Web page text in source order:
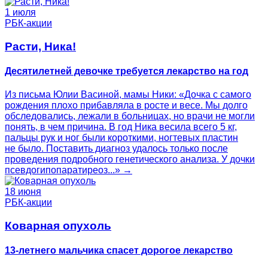
1 июля
РБК-акции
Расти, Ника!
Десятилетней девочке требуется лекарство на год
Из письма Юлии Васиной, мамы Ники: «Дочка с самого
рождения плохо прибавляла в росте и весе. Мы долго
обследовались, лежали в больницах, но врачи не могли
понять, в чем причина. В год Ника весила всего 5 кг,
пальцы рук и ног были короткими, ногтевых пластин
не было. Поставить диагноз удалось только после
проведения подробного генетического анализа. У дочки
псевдогипопаратиреоз...» →
18 июня
РБК-акции
Коварная опухоль
13-летнего мальчика спасет дорогое лекарство